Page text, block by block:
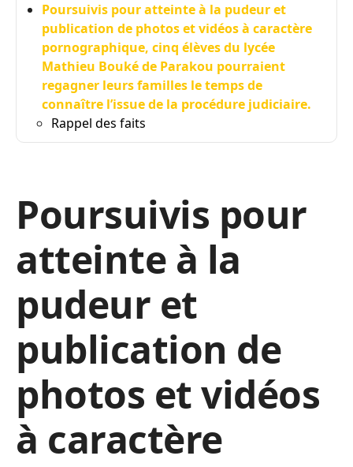
Poursuivis pour atteinte à la pudeur et
publication de photos et vidéos à caractère
pornographique, cinq élèves du lycée
Mathieu Bouké de Parakou pourraient
regagner leurs familles le temps de
connaître l’issue de la procédure judiciaire.
Rappel des faits
Poursuivis pour
atteinte à la
pudeur et
publication de
photos et vidéos
à caractère